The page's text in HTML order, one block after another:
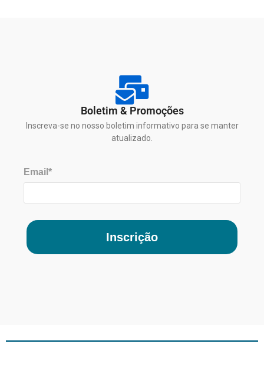
Boletim & Promoções
Inscreva-se no nosso boletim informativo para se manter
atualizado.
Email*
Inscrição